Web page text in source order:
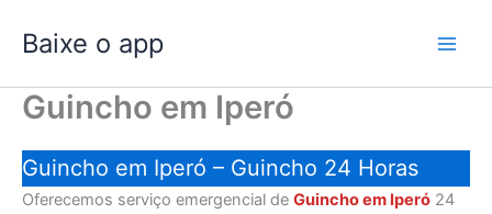
para
conteúdo
Baixe o app
Guincho em Iperó
Guincho em Iperó – Guincho 24 Horas
Oferecemos serviço emergencial de Guincho em Iperó 24